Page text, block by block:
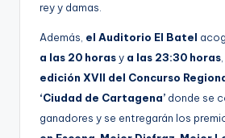
rey y damas.
Además, el Auditorio El Batel
a las 20 horasy a las 23:30 horas
edición XVII del Concurso
‘Ciudad de Cartagena’ donde se
ganadores y se entregarán los